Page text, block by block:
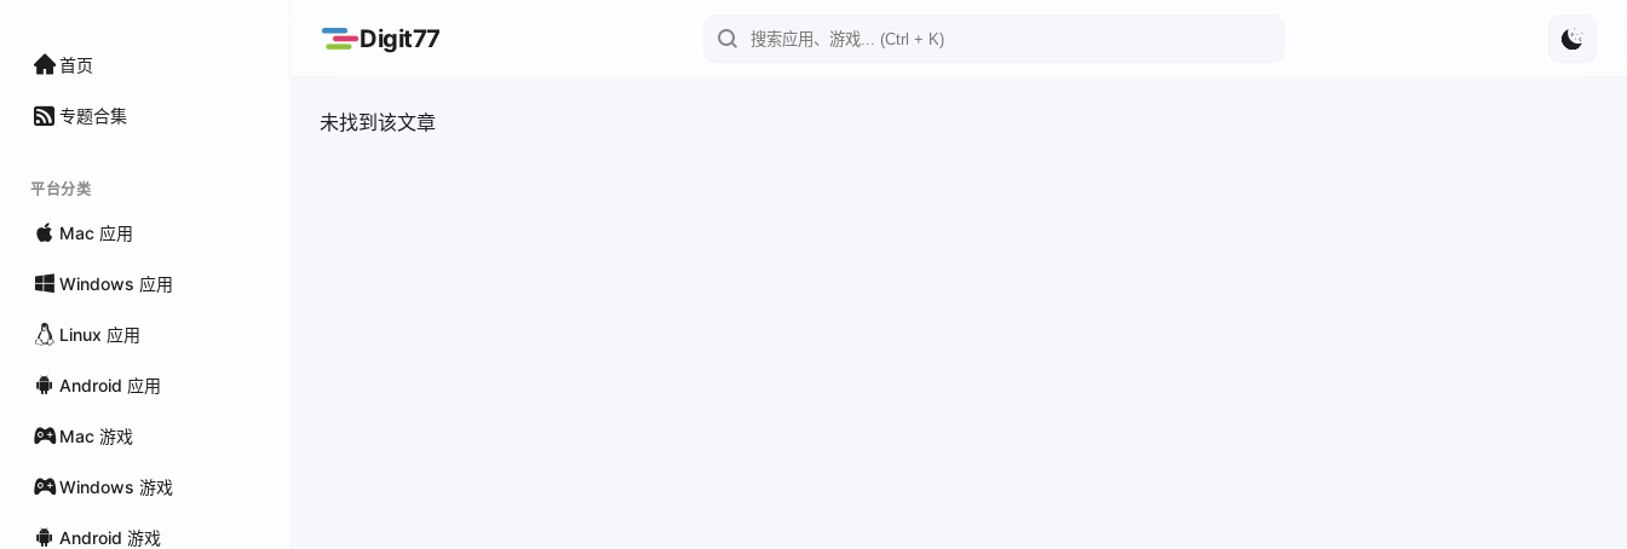
首页
专题合集
平台分类
Mac 应用
Windows 应用
Linux 应用
Android 应用
Mac 游戏
Windows 游戏
Android 游戏
Digit77
未找到该文章